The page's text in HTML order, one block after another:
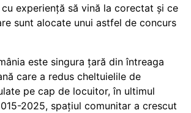
experiență să vină la corectat și ce
sunt alocate unui astfel de concurs
este singura țară din întreaga
care a redus cheltuielile de
pe cap de locuitor, în ultimul
2025, spațiul comunitar a crescut